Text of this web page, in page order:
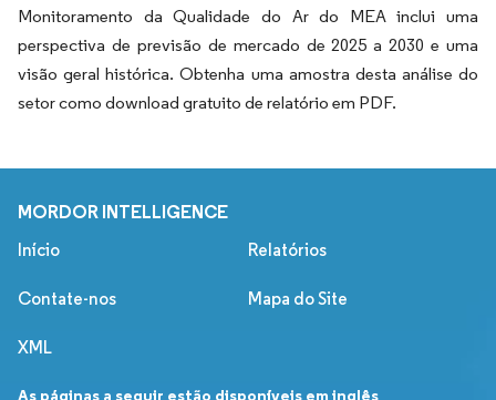
Monitoramento da Qualidade do Ar do MEA inclui uma
perspectiva de previsão de mercado de 2025 a 2030 e uma
visão geral histórica. Obtenha uma amostra desta análise do
setor como download gratuito de relatório em PDF.
MORDOR INTELLIGENCE
Início Relatórios
Contate-nos Mapa do Site
XML
As páginas a seguir estão disponíveis em inglês